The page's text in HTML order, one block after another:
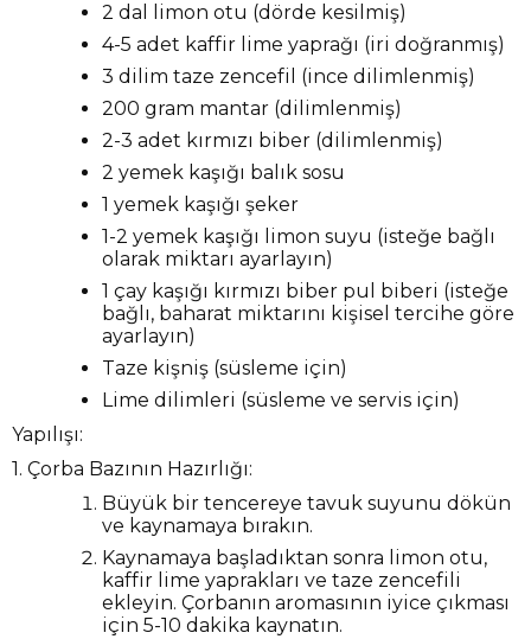
2 dal limon otu (dörde kesilmiş)
4-5 adet kaffir lime yaprağı (iri doğranmış)
3 dilim taze zencefil (ince dilimlenmiş)
200 gram mantar (dilimlenmiş)
2-3 adet kırmızı biber (dilimlenmiş)
2 yemek kaşığı balık sosu
1 yemek kaşığı şeker
1-2 yemek kaşığı limon suyu (isteğe bağlı
olarak miktarı ayarlayın)
1 çay kaşığı kırmızı biber pul biberi (isteğe
bağlı, baharat miktarını kişisel tercihe göre
ayarlayın)
Taze kişniş (süsleme için)
Lime dilimleri (süsleme ve servis için)
Yapılışı:
1. Çorba Bazının Hazırlığı:
Büyük bir tencereye tavuk suyunu dökün
ve kaynamaya bırakın.
Kaynamaya başladıktan sonra limon otu,
kaffir lime yaprakları ve taze zencefili
ekleyin. Çorbanın aromasının iyice çıkması
için 5-10 dakika kaynatın.